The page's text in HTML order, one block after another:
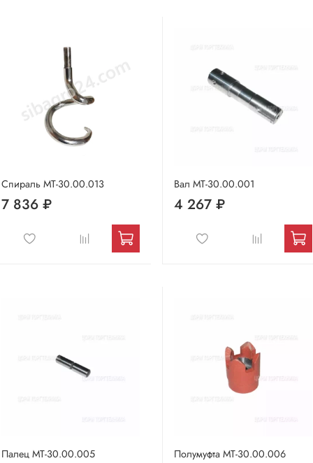
Спираль МТ-30.00.013
7 836 ₽
Вал МТ-30.00.001
4 267 ₽
Палец МТ-30.00.005 Полумуфта МТ-30.00.006